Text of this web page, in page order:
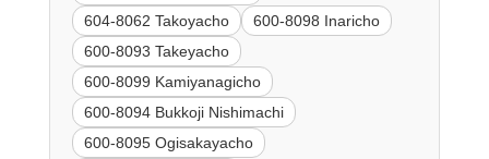
604-8062 Takoyacho
600-8098 Inaricho
600-8093 Takeyacho
600-8099 Kamiyanagicho
600-8094 Bukkoji Nishimachi
600-8095 Ogisakayacho